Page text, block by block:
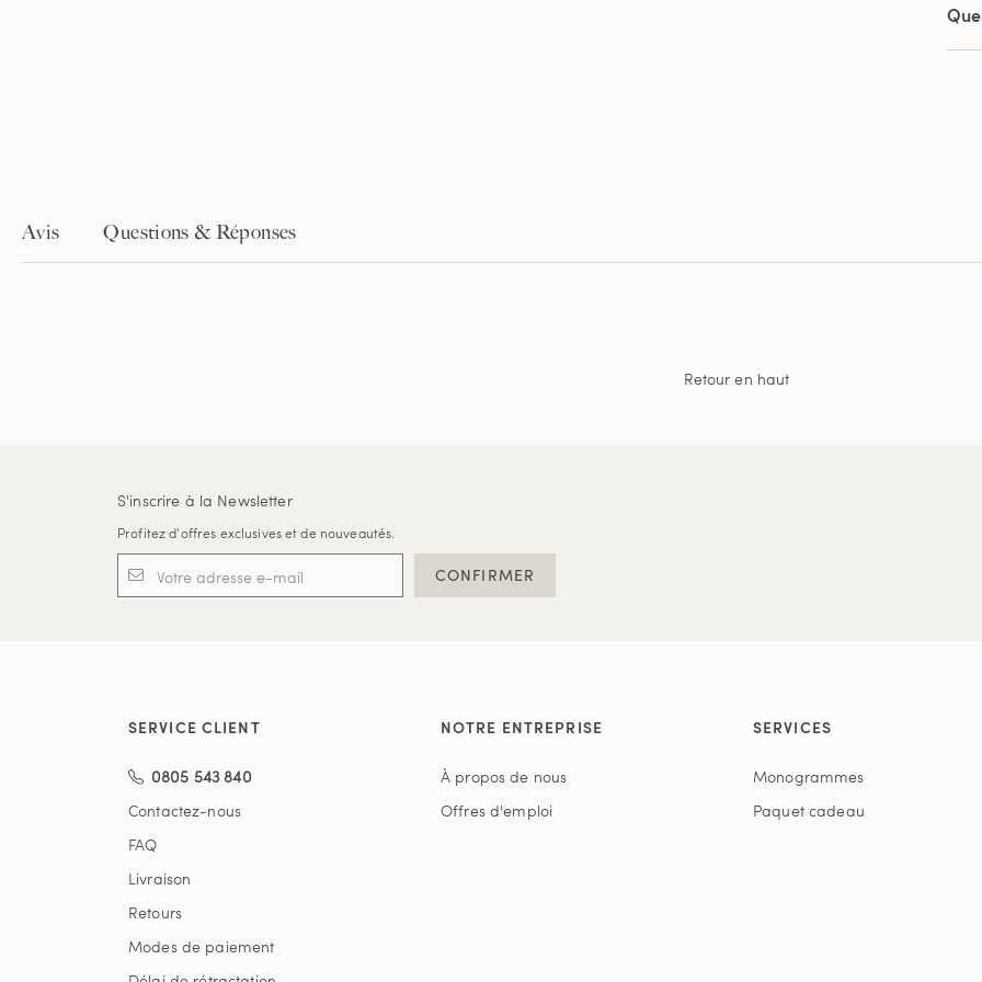
Avis Questions & Réponses
Retour en haut
S'inscrire à la Newsletter
Profitez d'offres exclusives et de nouveautés.
CONFIRMER
SERVICE CLIENT
0805 543 840
Contactez-nous
FAQ
Livraison
Retours
Modes de paiement
NOTRE ENTREPRISE
À propos de nous
Offres d'emploi
SERVICES
Monogrammes
Paquet cadeau